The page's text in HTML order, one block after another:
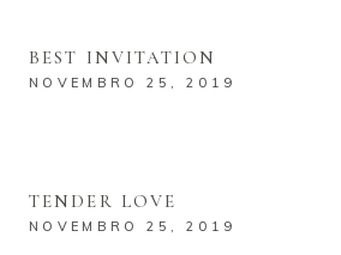
BEST INVITATION
NOVEMBRO 25, 2019
TENDER LOVE
NOVEMBRO 25, 2019